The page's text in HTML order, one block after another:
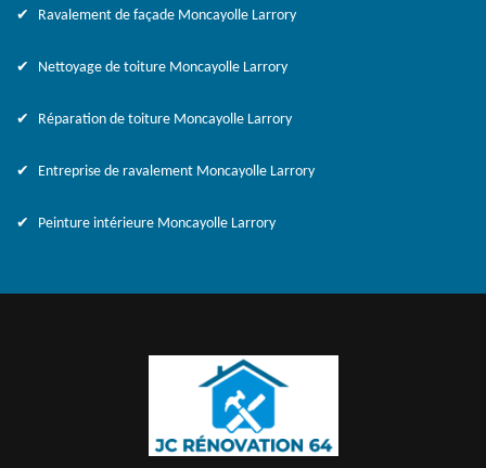
Ravalement de façade Moncayolle Larrory
Nettoyage de toiture Moncayolle Larrory
Réparation de toiture Moncayolle Larrory
Entreprise de ravalement Moncayolle Larrory
Peinture intérieure Moncayolle Larrory